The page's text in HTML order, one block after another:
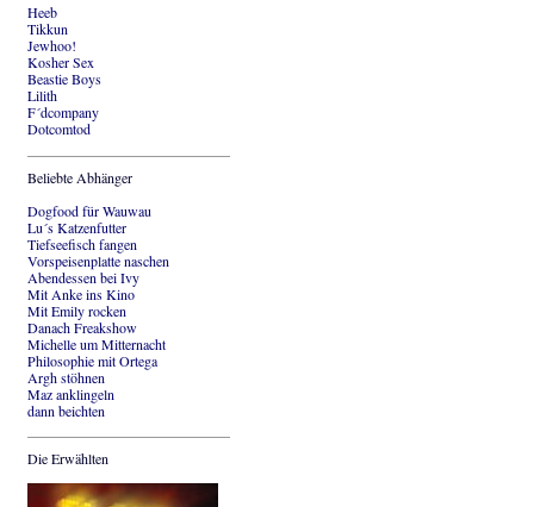
Heeb
Tikkun
Jewhoo!
Kosher Sex
Beastie Boys
Lilith
F´dcompany
Dotcomtod
Beliebte Abhänger
Dogfood für Wauwau
Lu´s Katzenfutter
Tiefseefisch fangen
Vorspeisenplatte naschen
Abendessen bei Ivy
Mit Anke ins Kino
Mit Emily rocken
Danach Freakshow
Michelle um Mitternacht
Philosophie mit Ortega
Argh stöhnen
Maz anklingeln
dann beichten
Die Erwählten